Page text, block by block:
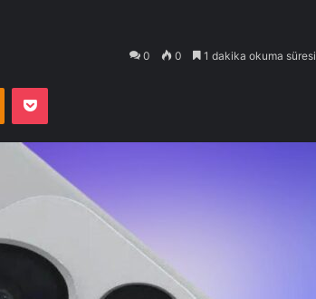
0 0 1 dakika okuma süresi
Odnoklassniki
Pocket